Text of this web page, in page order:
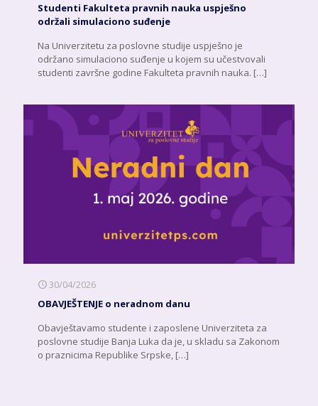
Studenti Fakulteta pravnih nauka uspješno
održali simulaciono suđenje
Na Univerzitetu za poslovne studije uspješno je
održano simulaciono suđenje u kojem su učestvovali
studenti završne godine Fakulteta pravnih nauka. […]
30/04/2026
OBAVJEŠTENJE o neradnom danu
Obavještavamo studente i zaposlene Univerziteta za
poslovne studije Banja Luka da je, u skladu sa Zakonom
o praznicima Republike Srpske, […]